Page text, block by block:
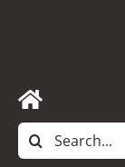
Toggle
Navigation
Accueil
Rechercher: